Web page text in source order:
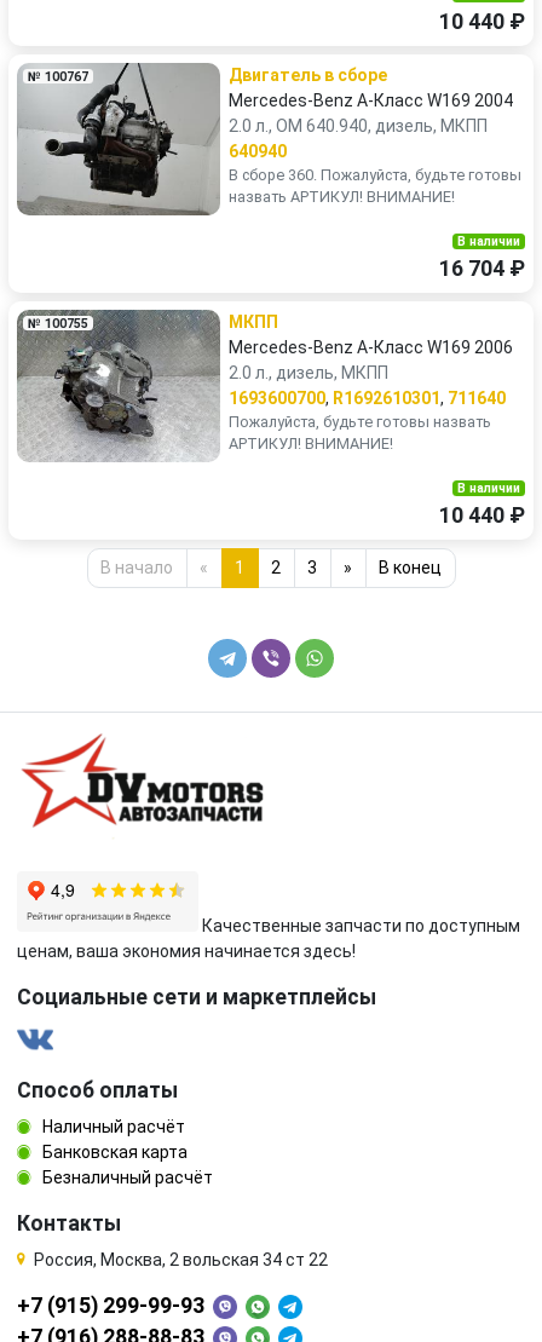
10 440 ₽
№ 100767
Двигатель в сборе
Mercedes-Benz A-Класс W169 2004
2.0 л., OM 640.940, дизель, МКПП
640940
В сборе 360. Пожалуйста, будьте готовы
назвать АРТИКУЛ! ВНИМАНИЕ!
В наличии
16 704 ₽
№ 100755
МКПП
Mercedes-Benz A-Класс W169 2006
2.0 л., дизель, МКПП
1693600700, R1692610301, 711640
Пожалуйста, будьте готовы назвать
АРТИКУЛ! ВНИМАНИЕ!
В наличии
10 440 ₽
В начало « 1 2 3 » В конец
Качественные запчасти по доступным
ценам, ваша экономия начинается здесь!
Социальные сети и маркетплейсы
Способ оплаты
Наличный расчёт
Банковская карта
Безналичный расчёт
Контакты
Россия, Москва, 2 вольская 34 ст 22
+7 (915) 299-99-93